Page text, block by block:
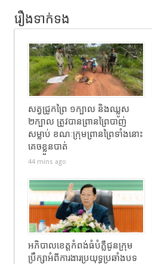
រឿងទាក់ទង
សត្វជ្រូកព្រៃ ១ក្បាល និងឈ្លូស
២ក្បាល​ ត្រូវបានព្រានព្រៃបាញ់
សម្លាប់​ ខណៈ​ក្រុមព្រានព្រៃទាំងនោះ
គេចខ្លួនបាត់
44 mins ago
អភិបាលខេត្តកំពង់ធំបំភ្លឺជូនក្រុម
ប្រឹក្សាអំពីការងារប្រយុទ្ធប្រឆាំងបទ